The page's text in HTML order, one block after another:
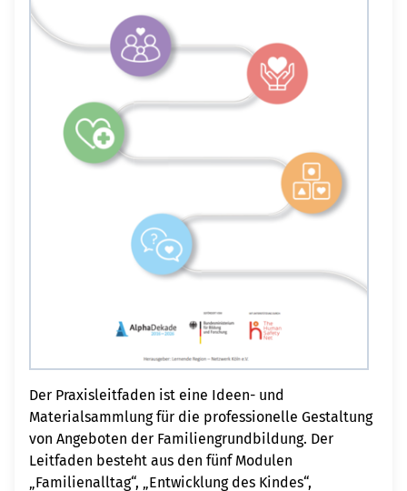
Der Praxisleitfaden ist eine Ideen- und
Materialsammlung für die professionelle Gestaltung
von Angeboten der Familiengrundbildung. Der
Leitfaden besteht aus den fünf Modulen
„Familienalltag“, „Entwicklung des Kindes“,